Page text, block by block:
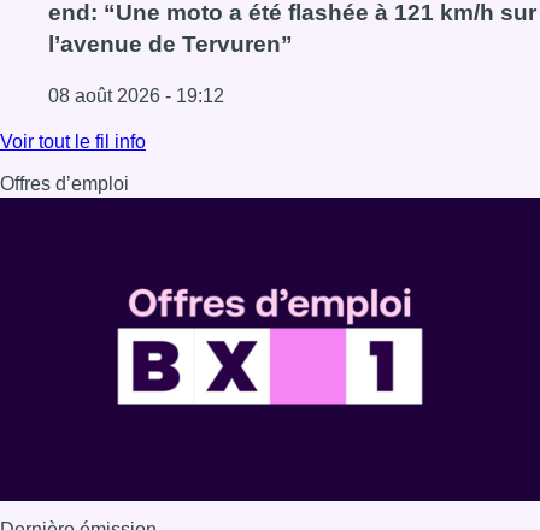
end: “Une moto a été flashée à 121 km/h sur
l’avenue de Tervuren”
08 août 2026 - 19:12
Lire l'article Marathon de contrôles de vitesse ce week-
Voir tout le fil info
Offres d’emploi